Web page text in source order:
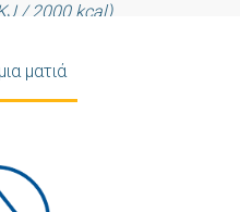
/ 2000 kcal)
ματιά